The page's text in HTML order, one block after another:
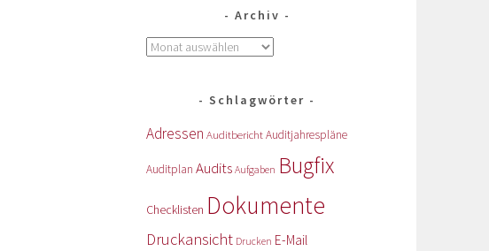
Archiv
Schlagwörter
Adressen AuditberichtAuditjahrespläne
Auditplan Audits Aufgaben Bugfix
Checklisten Dokumente
Druckansicht Drucken E-Mail